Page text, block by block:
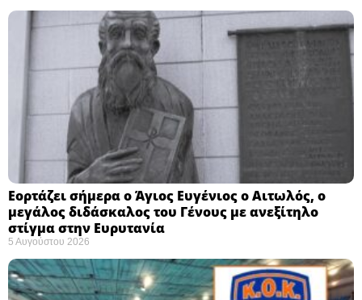
Εορτάζει σήμερα ο Άγιος Ευγένιος ο Αιτωλός, ο
μεγάλος διδάσκαλος του Γένους με ανεξίτηλο
στίγμα στην Ευρυτανία
5 Αυγούστου 2026